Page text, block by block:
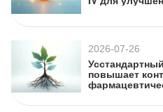
2026-07-26
повышает